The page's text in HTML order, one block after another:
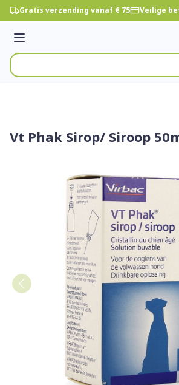
Ga naar de inhoud
Gratis verzending vanaf € 75 Veilige
Menu
Product, merk, categorie...
Vt Phak Sirop/ Siroop